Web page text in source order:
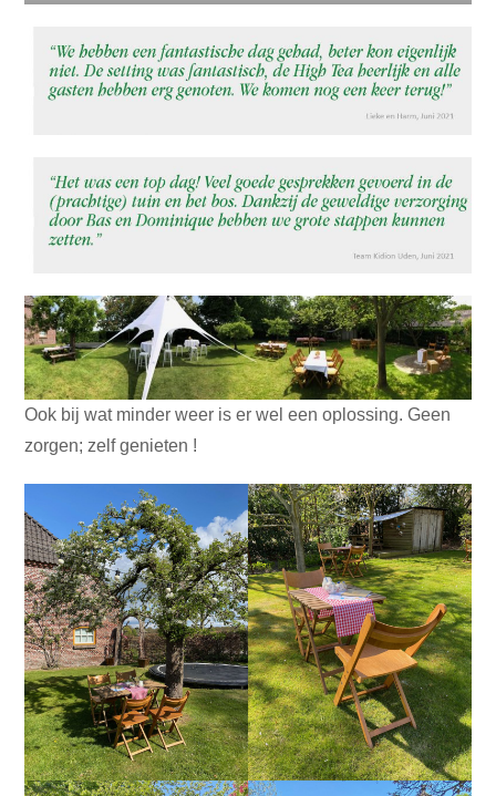
Ook bij wat minder weer is er wel een oplossing. Geen
zorgen; zelf genieten !